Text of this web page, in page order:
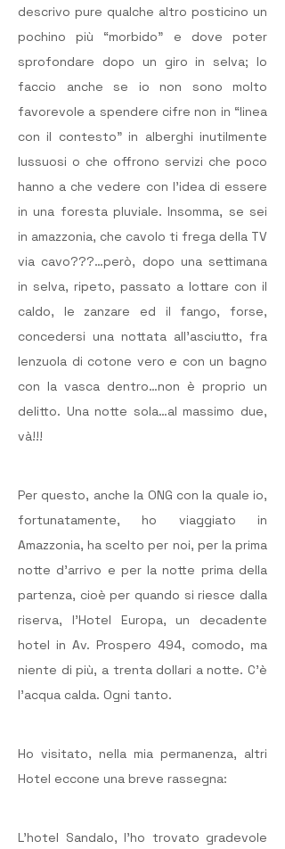
descrivo pure qualche altro posticino un
pochino più “morbido” e dove poter
sprofondare dopo un giro in selva; lo
faccio anche se io non sono molto
favorevole a spendere cifre non in “linea
con il contesto” in alberghi inutilmente
lussuosi o che offrono servizi che poco
hanno a che vedere con l’idea di essere
in una foresta pluviale. Insomma, se sei
in amazzonia, che cavolo ti frega della TV
via cavo???…però, dopo una settimana
in selva, ripeto, passato a lottare con il
caldo, le zanzare ed il fango, forse,
concedersi una nottata all’asciutto, fra
lenzuola di cotone vero e con un bagno
con la vasca dentro…non è proprio un
delitto. Una notte sola…al massimo due,
và!!!
Per questo, anche la ONG con la quale io,
fortunatamente, ho viaggiato in
Amazzonia, ha scelto per noi, per la prima
notte d’arrivo e per la notte prima della
partenza, cioè per quando si riesce dalla
riserva, l’Hotel Europa, un decadente
hotel in Av. Prospero 494, comodo, ma
niente di più, a trenta dollari a notte. C’è
l’acqua calda. Ogni tanto.
Ho visitato, nella mia permanenza, altri
Hotel eccone una breve rassegna:
L’hotel Sandalo, l’ho trovato gradevole